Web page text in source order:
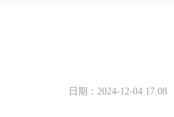
日期：2024-12-04 17:08